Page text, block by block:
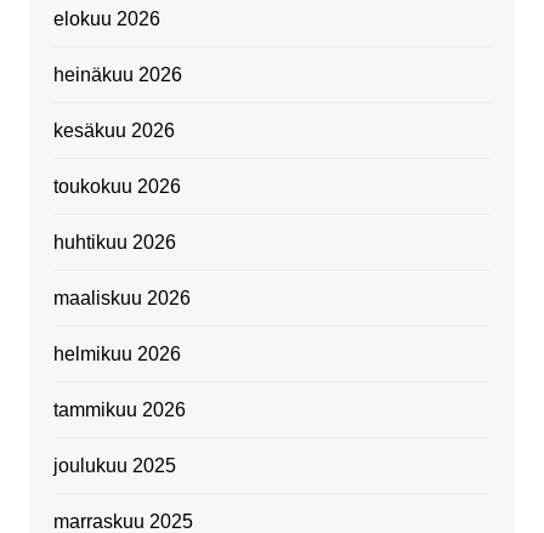
elokuu 2026
heinäkuu 2026
kesäkuu 2026
toukokuu 2026
huhtikuu 2026
maaliskuu 2026
helmikuu 2026
tammikuu 2026
joulukuu 2025
marraskuu 2025